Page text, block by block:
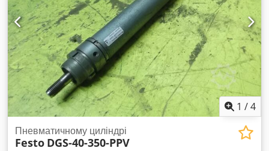
1 /4
Пневматичному циліндрі
Festo DGS-40-350-PPV